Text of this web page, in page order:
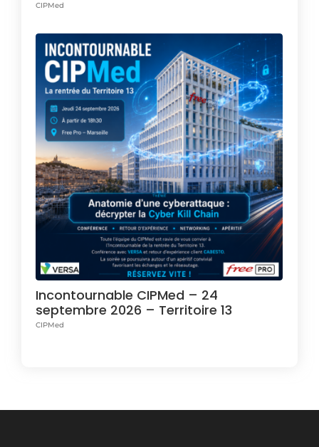
CIPMed
Incontournable CIPMed – 24
septembre 2026 – Territoire 13
CIPMed